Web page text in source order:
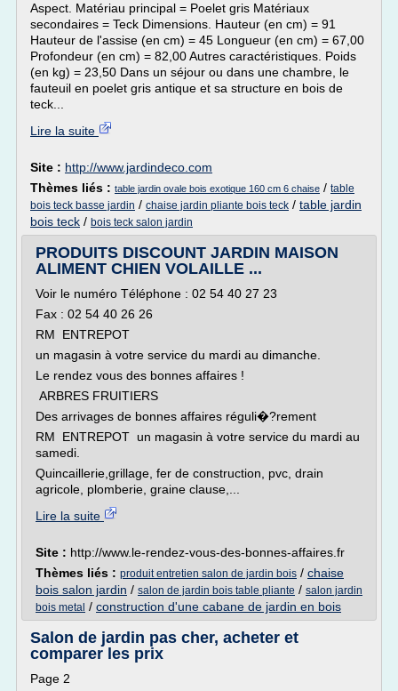
Aspect. Matériau principal = Poelet gris Matériaux
secondaires = Teck Dimensions. Hauteur (en cm) = 91
Hauteur de l'assise (en cm) = 45 Longueur (en cm) = 67,00
Profondeur (en cm) = 82,00 Autres caractéristiques. Poids
(en kg) = 23,50 Dans un séjour ou dans une chambre, le
fauteuil en poelet gris antique et sa structure en bois de
teck...
Lire la suite
Site : http://www.jardindeco.com
Thèmes liés : table jardin ovale bois exotique 160 cm 6 chaise / table
bois teck basse jardin / chaise jardin pliante bois teck / table jardin
bois teck / bois teck salon jardin
PRODUITS DISCOUNT JARDIN MAISON
ALIMENT CHIEN VOLAILLE ...
Voir le numéro Téléphone : 02 54 40 27 23
Fax : 02 54 40 26 26
RM ENTREPOT
un magasin à votre service du mardi au dimanche.
Le rendez vous des bonnes affaires !
ARBRES FRUITIERS
Des arrivages de bonnes affaires réguli�?rement
RM ENTREPOT un magasin à votre service du mardi au
samedi.
Quincaillerie,grillage, fer de construction, pvc, drain
agricole, plomberie, graine clause,...
Lire la suite
Site : http://www.le-rendez-vous-des-bonnes-affaires.fr
Thèmes liés : produit entretien salon de jardin bois / chaise
bois salon jardin / salon de jardin bois table pliante / salon jardin
bois metal / construction d'une cabane de jardin en bois
Salon de jardin pas cher, acheter et
comparer les prix
Page 2